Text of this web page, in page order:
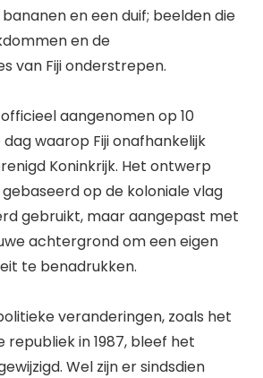
en een duif; beelden die
en de
van Fiji onderstrepen.
aangenomen op 10
waarop Fiji onafhankelijk
Koninkrijk. Het ontwerp
gebaseerd op de koloniale vlag
gebruikt, maar aangepast met
achtergrond om een eigen
te benadrukken.
veranderingen, zoals het
republiek in 1987, bleef het
Wel zijn er sindsdien